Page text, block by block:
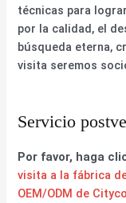
técnicas para
por la calidad, el
búsqueda eterna,
visita seremos
Servicio
Por favor, haga
visita a la fábrica
OEM/ODM de